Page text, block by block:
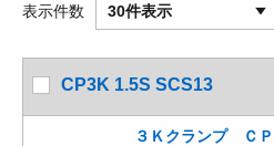
表示件数 30件表示
CP3K 1.5S SCS13
３Ｋクランプ Ｃ